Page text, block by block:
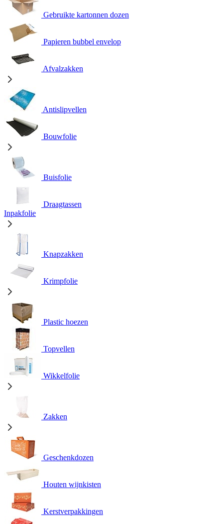
Gebruikte kartonnen dozen
Papieren bubbel envelop
Afvalzakken
Antislipvellen
Bouwfolie
Buisfolie
Draagtassen
Inpakfolie
Knapzakken
Krimpfolie
Plastic hoezen
Topvellen
Wikkelfolie
Zakken
Geschenkdozen
Houten wijnkisten
Kerstverpakkingen